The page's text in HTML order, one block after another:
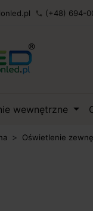
phone (+48) 694-
wewnętrzne
Oświetlenie